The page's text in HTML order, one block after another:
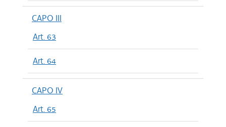
CAPO III
Art. 63
Art. 64
CAPO IV
Art. 65